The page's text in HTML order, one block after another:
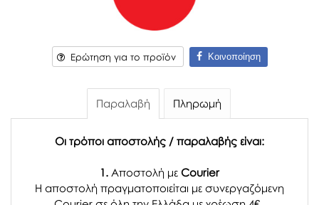
Ερώτηση για το προϊόν Κοινοποίηση
Παραλαβή Πληρωμή
Οι τρόποι αποστολής / παραλαβής είναι:
1. Αποστολή με Courier
Η αποστολή πραγματοποιείται με συνεργαζόμενη